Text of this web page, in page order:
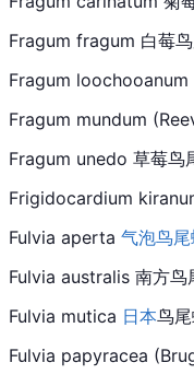
Fragum fragum 白莓
Fragum loochooanum
Fragum mundum
Fragum unedo 草莓鸟
Frigidocardium kira
Fulvia aperta 气泡鸟
Fulvia australis 南方
Fulvia mutica 日本鸟
Fulvia papyracea